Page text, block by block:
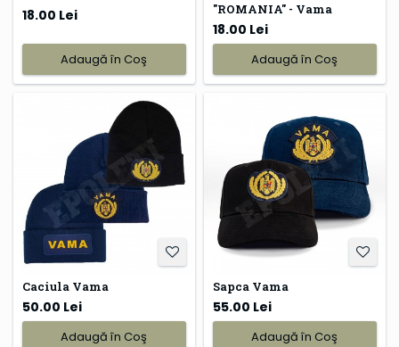
18.00 Lei
Adaugă în Coş
"ROMANIA" - Vama
18.00 Lei
Adaugă în Coş
Caciula Vama
50.00 Lei
Adaugă în Coş
Sapca Vama
55.00 Lei
Adaugă în Coş